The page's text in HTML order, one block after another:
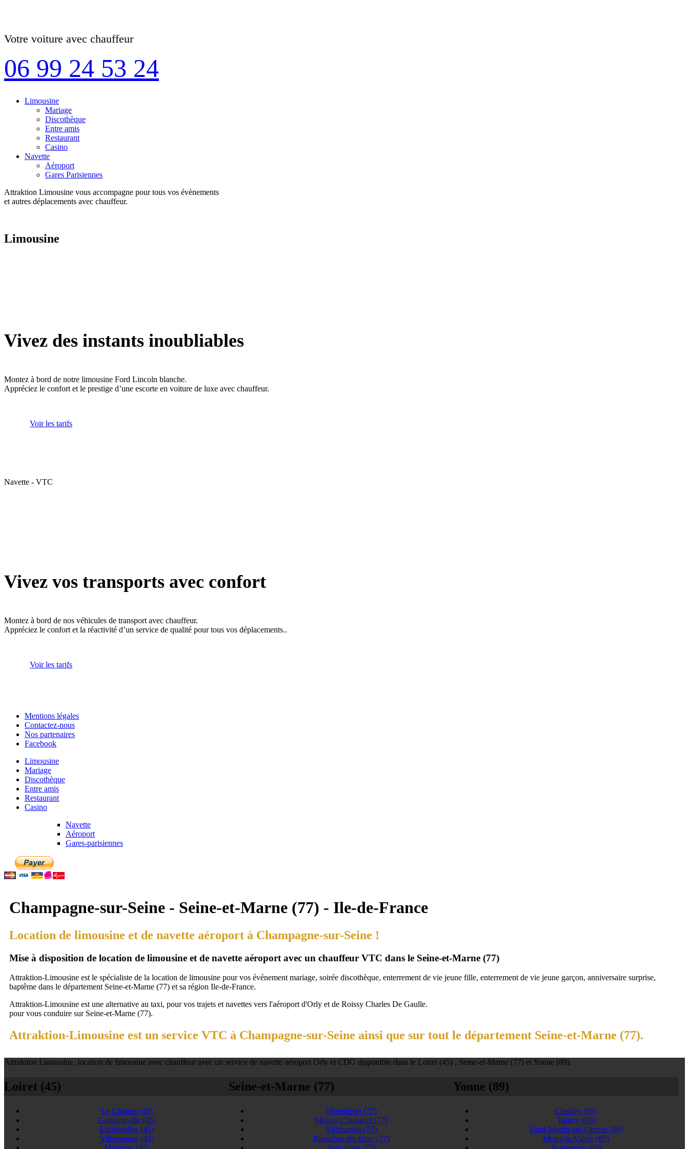
Votre voiture avec chauffeur
06 99 24 53 24
Limousine
Mariage
Discothèque
Entre amis
Restaurant
Casino
Navette
Aéroport
Gares Parisiennes
Attraktion Limousine vous accompagne pour tous vos évènements
et autres déplacements avec chauffeur.
Limousine
Vivez des instants inoubliables
Montez à bord de notre limousine Ford Lincoln blanche.
Appréciez le confort et le prestige d’une escorte en voiture de luxe avec chauffeur.
Voir les tarifs
Navette - VTC
Vivez vos transports avec confort
Montez à bord de nos véhicules de transport avec chauffeur.
Appréciez le confort et la réactivité d’un service de qualité pour tous vos déplacements..
Voir les tarifs
Mentions légales
Contactez-nous
Nos partenaires
Facebook
Limousine
Mariage
Discothèque
Entre amis
Restaurant
Casino
Navette
Aéroport
Gares-parisiennes
Champagne-sur-Seine - Seine-et-Marne (77) - Ile-de-France
Location de limousine et de navette aéroport à Champagne-sur-Seine !
Mise à disposition de location de limousine et de navette aéroport avec un chauffeur VTC dans le Seine-et-Marne (77)
Attraktion-Limousine est le spécialiste de la location de limousine pour vos événement mariage, soirée discothèque, enterrement de vie jeune fille, enterrement de vie jeune garçon, anniversaire surprise,
baptême dans le département Seine-et-Marne (77) et sa région Ile-de-France.
Attraktion-Limousine est une alternative au taxi, pour vos trajets et navettes vers l'aéroport d'Orly et de Roissy Charles De Gaulle.
pour vous conduire sur Seine-et-Marne (77).
Attraktion-Limousine est un service VTC à Champagne-sur-Seine ainsi que sur tout le département Seine-et-Marne (77).
Attraktion Limousine, location de limousine avec chauffeur avec un service de navette aéroport Orly et CDG disponible dans le Loiret (45) , Seine-et-Marne (77) et Yonne (89).
Loiret (45)
Le Charme (45)
Guignonville (45)
Escrignelles(45)
Villevoques (45)
Seine-et-Marne (77)
Montolivet (77)
Moissy-Cramayel(77)
Villeparisis(77)
Bazoches-lès-Bray (77)
Yonne (89)
Chailley(89)
Vallery(89)
Saint-Martin-sur-Oreuse(89)
Merry-la-Vallée(89)